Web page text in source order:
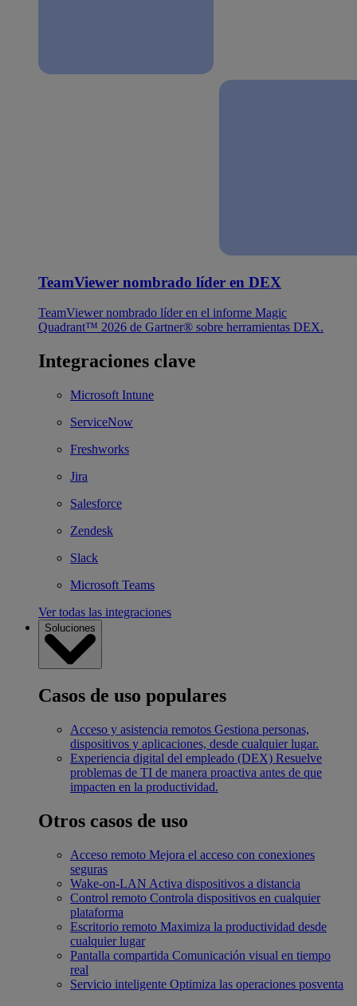
TeamViewer nombrado líder en DEX
TeamViewer nombrado líder en el informe Magic
Quadrant™ 2026 de Gartner® sobre herramientas DEX.
Integraciones clave
Microsoft Intune
ServiceNow
Freshworks
Jira
Salesforce
Zendesk
Slack
Microsoft Teams
Ver todas las integraciones
Soluciones
Casos de uso populares
Acceso y asistencia remotos Gestiona personas,
dispositivos y aplicaciones, desde cualquier lugar.
Experiencia digital del empleado (DEX) Resuelve
problemas de TI de manera proactiva antes de que
impacten en la productividad.
Otros casos de uso
Acceso remoto Mejora el acceso con conexiones
seguras
Wake-on-LAN Activa dispositivos a distancia
Control remoto Controla dispositivos en cualquier
plataforma
Escritorio remoto Maximiza la productividad desde
cualquier lugar
Pantalla compartida Comunicación visual en tiempo
real
Servicio inteligente Optimiza las operaciones posventa